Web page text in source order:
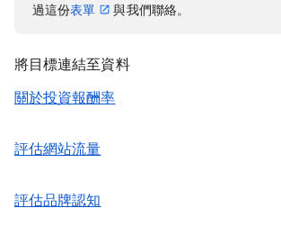
過這份表單 與我們聯絡。
將目標連結至資料
關於投資報酬率
評估網站流量
評估品牌認知